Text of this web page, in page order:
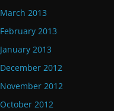
March 2013
February 2013
January 2013
December 2012
November 2012
October 2012